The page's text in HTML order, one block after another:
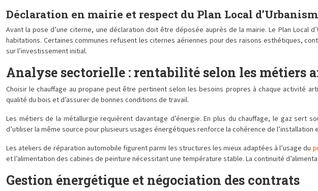
Déclaration en mairie et respect du Plan Local
Avant la pose d’une citerne, une déclaration doit être déposée auprès de la mairie. Le Plan Local
habitations. Certaines communes refusent les citernes aériennes pour des raisons esthétiques,
sur l’investissement initial.
Analyse sectorielle : rentabilité selon les métiers
Choisir le chauffage au propane peut être pertinent selon les besoins propres à chaque activité
qualité du bois et d’assurer de bonnes conditions de travail.
Les métiers de la métallurgie requièrent davantage d’énergie. En plus du chauffage, le gaz
d’utiliser la même source pour plusieurs usages énergétiques renforce la cohérence de
Les ateliers de réparation automobile figurent parmi les structures les mieux adaptées à l’usage du
et l’alimentation des cabines de peinture nécessitant une température stable. La continuité
Gestion énergétique et négociation des contrats